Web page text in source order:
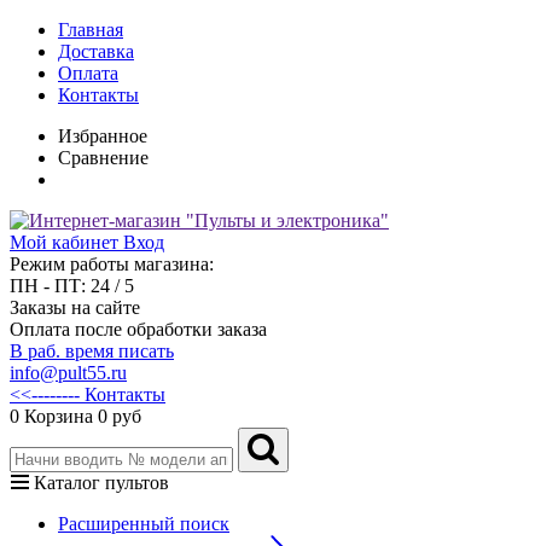
Главная
Доставка
Оплата
Контакты
Избранное
Сравнение
Мой кабинет Вход
Режим работы магазина:
ПН - ПТ: 24 / 5
Заказы на сайте
Оплата после обработки заказа
В раб. время писать
info@pult55.ru
<<-------- Контакты
0 Корзина 0 руб
Каталог пультов
Расширенный поиск